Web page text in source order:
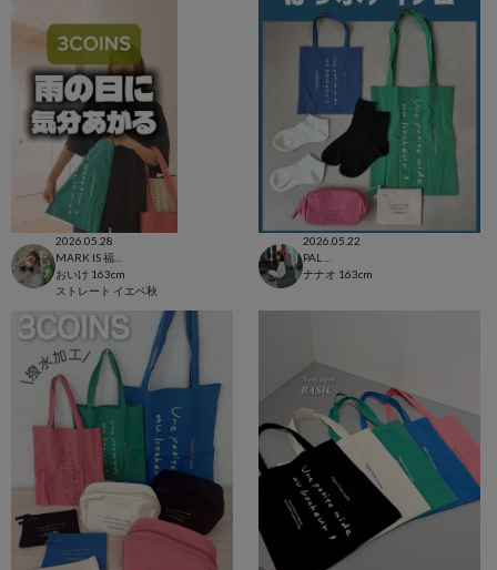
2026.05.28
おいけ 163cm
ストレート イエベ秋
2026.05.22
ナナオ 163cm